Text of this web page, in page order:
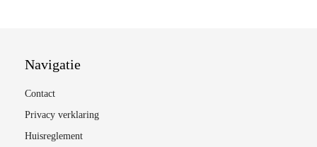
Navigatie
Contact
Privacy verklaring
Huisreglement